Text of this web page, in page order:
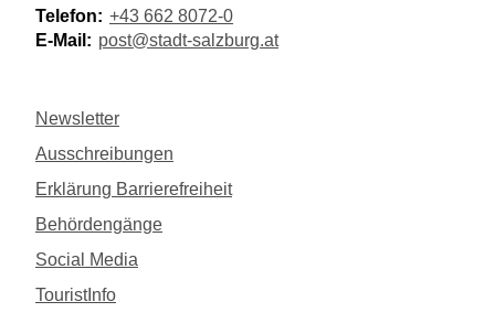
Telefon: +43 662 8072-0
E-Mail: post@stadt-salzburg.at
Newsletter
Ausschreibungen
Erklärung Barrierefreiheit
Behördengänge
Social Media
TouristInfo